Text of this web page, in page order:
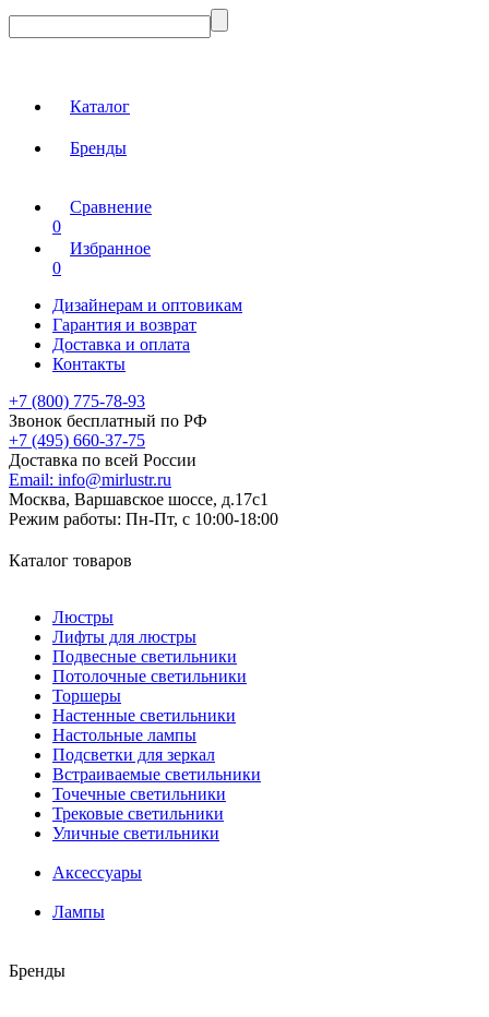
Каталог
Бренды
Сравнение
0
Избранное
0
Дизайнерам и оптовикам
Гарантия и возврат
Доставка и оплата
Контакты
+7 (800) 775-78-93
Звонок бесплатный по РФ
+7 (495) 660-37-75
Доставка по всей России
Email: info@mirlustr.ru
Москва, Варшавское шоссе, д.17c1
Режим работы: Пн-Пт, с 10:00-18:00
Каталог товаров
Люстры
Лифты для люстры
Подвесные светильники
Потолочные светильники
Торшеры
Настенные светильники
Настольные лампы
Подсветки для зеркал
Встраиваемые светильники
Точечные светильники
Трековые светильники
Уличные светильники
Аксессуары
Лампы
Бренды